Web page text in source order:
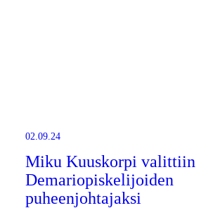
02.09.24
Miku Kuuskorpi valittiin
Demariopiskelijoiden
puheenjohtajaksi